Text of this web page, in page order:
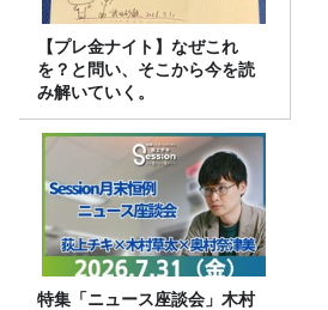
【プレ金ナイト】なぜこれ
を？と問い、そこから今を読
み解いていく。
特集「ニュース座談会」木村